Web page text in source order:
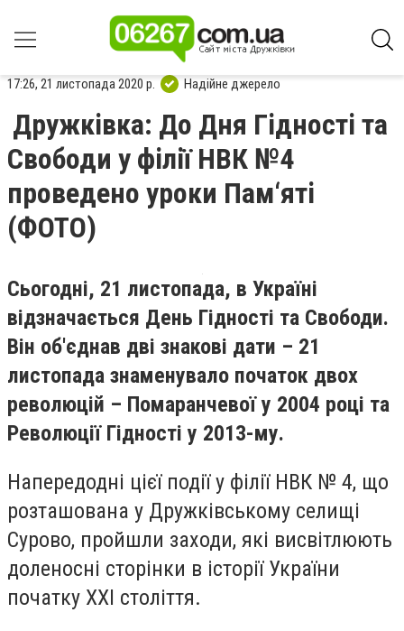
17:26, 21 листопада 2020 р. Надійне джерело
Дружківка: До Дня Гідності та
Свободи у філії НВК №4
проведено уроки Пам‘яті
(ФОТО)
Сьогодні, 21 листопада, в Україні
відзначається День Гідності та Свободи.
Він об'єднав дві знакові дати – 21
листопада знаменувало початок двох
революцій – Помаранчевої у 2004 році та
Революції Гідності у 2013-му.
Напередодні цієї події у філії НВК № 4, що
розташована у Дружківському селищі
Сурово, пройшли заходи, які висвітлюють
доленосні сторінки в історії України
початку XXI століття.